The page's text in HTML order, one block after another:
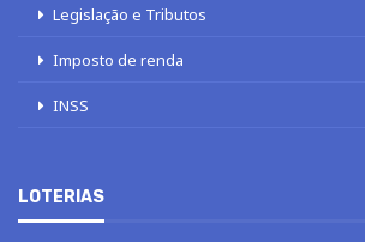
Legislação e Tributos
Imposto de renda
INSS
LOTERIAS